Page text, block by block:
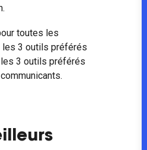
toutes les
3 outils préférés
3 outils préférés